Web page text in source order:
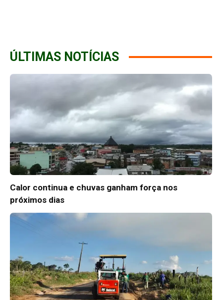
ÚLTIMAS NOTÍCIAS
Calor continua e chuvas ganham força nos
próximos dias